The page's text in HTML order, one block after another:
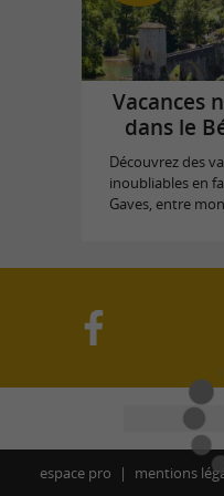
Vacances
dans le
Découvrez des
inoubliables en
Gaves, entre
espace pro mentions